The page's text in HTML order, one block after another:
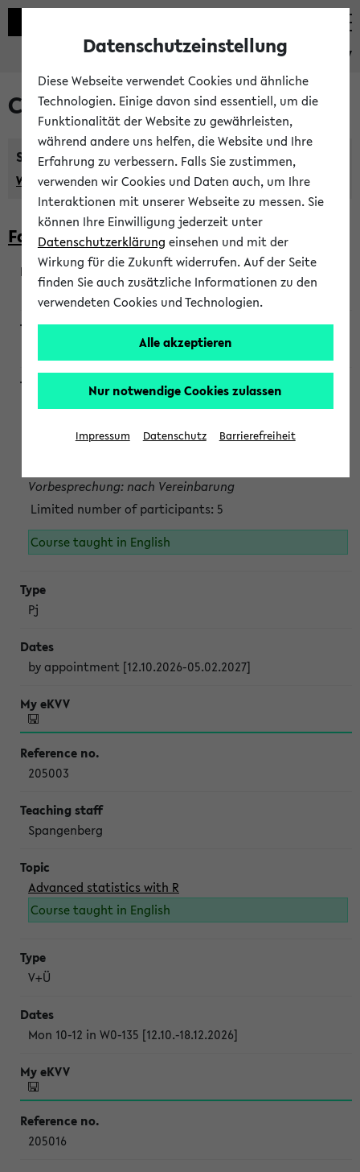
eKVV
Courses taught in English
Semester:
WiSe 2026/2027 SoSe 2026 Previous...
Faculty of Biology
200923
Wendisch, Peters-Wendisch, Stegelmann
Projektmodul "Bakterielle Biotechnologie"
Persönliche Anmeldung beim Veranstalter ist unbedingt
Vorbesprechung: nach Vereinbarung
Limited number of participants: 5
Course taught in English
Pj
by appointment [12.10.2026-05.02.2027]
205003
Spangenberg
Advanced statistics with R
Course taught in English
V+Ü
Mon 10-12 in W0-135 [12.10.-18.12.2026]
205016
Datenschutzeinstellung
Diese Webseite verwendet Cookies und ähnliche
Technologien. Einige davon sind essentiell, um die
Funktionalität der Website zu gewährleisten,
während andere uns helfen, die Website und Ihre
Erfahrung zu verbessern. Falls Sie zustimmen,
verwenden wir Cookies und Daten auch, um Ihre
Interaktionen mit unserer Webseite zu messen. Sie
können Ihre Einwilligung jederzeit unter
Datenschutzerklärung einsehen und mit der
Wirkung für die Zukunft widerrufen. Auf der Seite
finden Sie auch zusätzliche Informationen zu den
verwendeten Cookies und Technologien.
Alle akzeptieren
Nur notwendige Cookies zulassen
Impressum Datenschutz Barrierefreiheit